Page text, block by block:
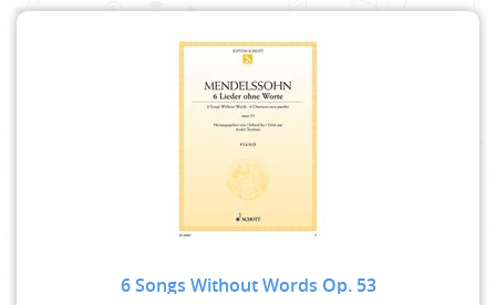
6 Songs Without Words Op. 53